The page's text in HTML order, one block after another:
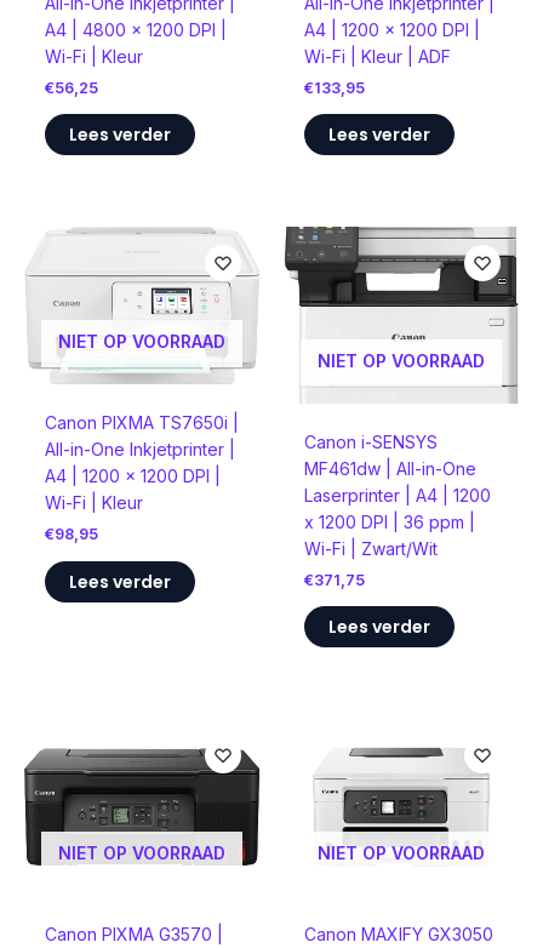
A4 | 4800 x 1200 DPI |
Wi-Fi | Kleur
€56,25
Lees verder
A4 | 1200 x 1200 DPI |
Wi-Fi | Kleur | ADF
€133,95
Lees verder
NIET OP VOORRAAD
Canon PIXMA TS7650i |
All-in-One Inkjetprinter |
A4 | 1200 x 1200 DPI |
Wi-Fi | Kleur
€98,95
Lees verder
NIET OP VOORRAAD
Canon i-SENSYS
MF461dw | All-in-One
Laserprinter | A4 | 1200
x 1200 DPI | 36 ppm |
Wi-Fi | Zwart/Wit
€371,75
Lees verder
NIET OP VOORRAAD
Canon PIXMA G3570 |
NIET OP VOORRAAD
Canon MAXIFY GX3050